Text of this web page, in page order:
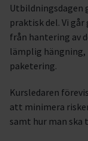
Utbildningsdagen
praktisk del. Vi
från hantering av
lämplig
paketering.
Kursledaren
att minimera
samt hur man